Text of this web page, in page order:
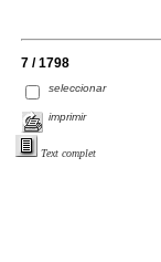
7 / 1798
seleccionar
imprimir
Text complet